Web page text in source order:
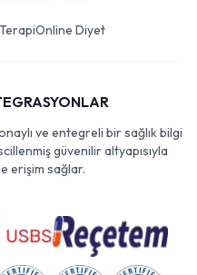
Online Diyet
ve entegreli bir sağlık bilgi
güvenilir altyapısıyla
erişim sağlar.